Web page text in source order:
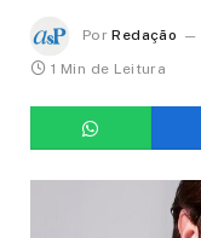
Por Redação
1 Min de Leitura